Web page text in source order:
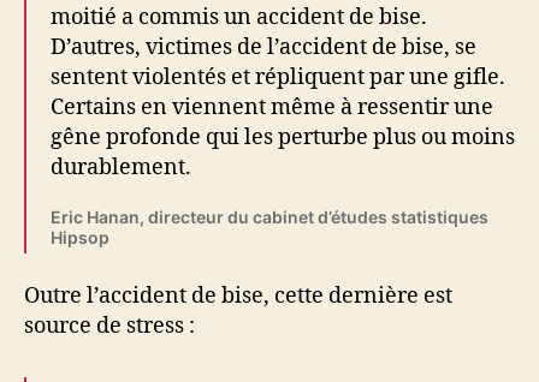
moitié a commis un accident de bise.
D’autres, victimes de l’accident de bise, se
sentent violentés et répliquent par une gifle.
Certains en viennent même à ressentir une
gêne profonde qui les perturbe plus ou moins
durablement.
Eric Hanan, directeur du cabinet d’études statistiques
Hipsop
Outre l’accident de bise, cette dernière est
source de stress :